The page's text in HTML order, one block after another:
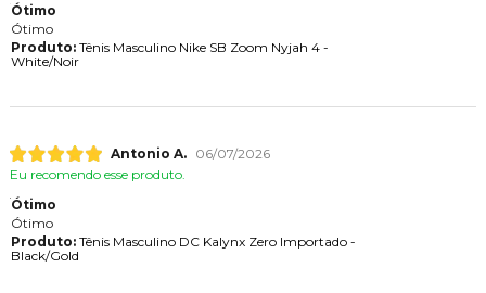
Ótimo
Ótimo
Produto:Tênis Masculino Nike SB Zoom Nyjah 4 -
White/Noir
Antonio A.
06/07/2026
Eu recomendo esse produto.
Ótimo
Ótimo
Produto:Tênis Masculino DC Kalynx Zero Importado -
Black/Gold